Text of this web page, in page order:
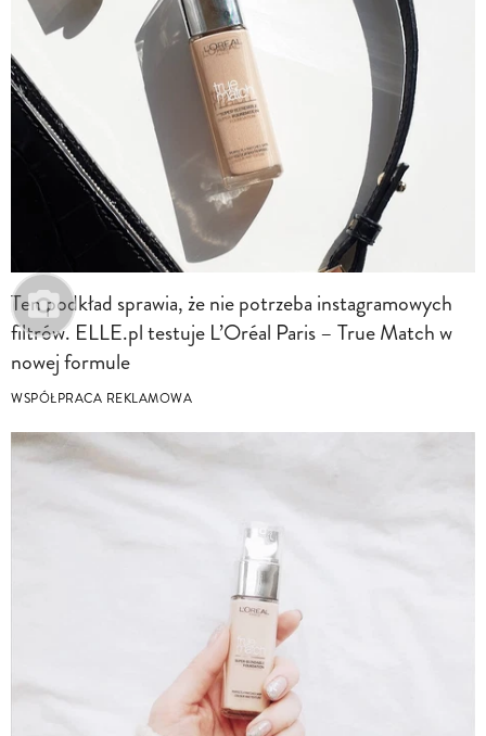
Ten podkład sprawia, że nie potrzeba instagramowych
filtrów. ELLE.pl testuje L’Oréal Paris – True Match w
nowej formule
WSPÓŁPRACA REKLAMOWA